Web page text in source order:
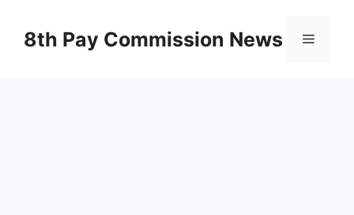
content8th Pay Commission News Menu